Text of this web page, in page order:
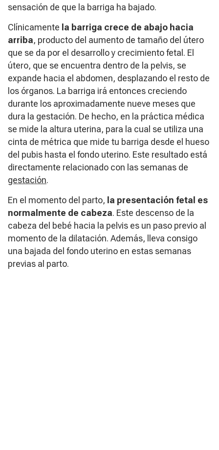
sensación de que la barriga ha bajado.
Clínicamente la barriga crece de abajo hacia
arriba, producto del aumento de tamaño del útero
que se da por el desarrollo y crecimiento fetal. El
útero, que se encuentra dentro de la pelvis, se
expande hacia el abdomen, desplazando el resto de
los órganos. La barriga irá entonces creciendo
durante los aproximadamente nueve meses que
dura la gestación. De hecho, en la práctica médica
se mide la altura uterina, para la cual se utiliza una
cinta de métrica que mide tu barriga desde el hueso
del pubis hasta el fondo uterino. Este resultado está
directamente relacionado con las semanas de
gestación.
En el momento del parto, la presentación fetal es
normalmente de cabeza. Este descenso de la
cabeza del bebé hacia la pelvis es un paso previo al
momento de la dilatación. Además, lleva consigo
una bajada del fondo uterino en estas semanas
previas al parto.